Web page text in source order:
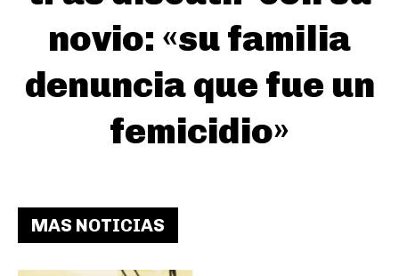
novio: «su familia
denuncia que fue un
femicidio»
MAS NOTICIAS